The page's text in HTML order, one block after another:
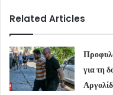
Related Articles
για τη